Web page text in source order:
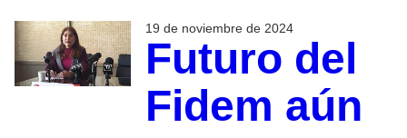
19 de noviembre de 2024
Futuro del
Fidem aún